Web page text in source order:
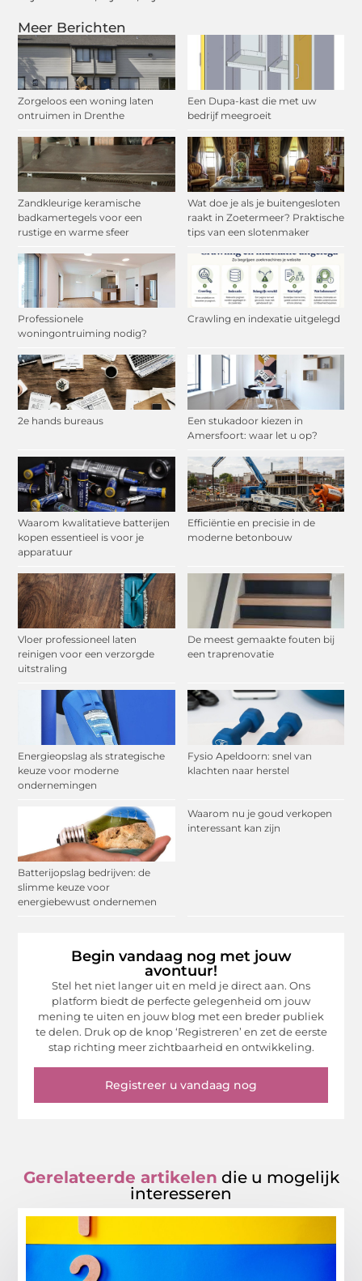
Meer Berichten
Zorgeloos een woning laten
ontruimen in Drenthe
Een Dupa-kast die met uw
bedrijf meegroeit
Zandkleurige keramische
badkamertegels voor een
rustige en warme sfeer
Wat doe je als je buitengesloten
raakt in Zoetermeer? Praktische
tips van een slotenmaker
Professionele
woningontruiming nodig?
Crawling en indexatie uitgelegd
2e hands bureaus
Een stukadoor kiezen in
Amersfoort: waar let u op?
Waarom kwalitatieve batterijen
kopen essentieel is voor je
apparatuur
Efficiëntie en precisie in de
moderne betonbouw
Vloer professioneel laten
reinigen voor een verzorgde
uitstraling
De meest gemaakte fouten bij
een traprenovatie
Energieopslag als strategische
keuze voor moderne
ondernemingen
Fysio Apeldoorn: snel van
klachten naar herstel
Batterijopslag bedrijven: de
slimme keuze voor
energiebewust ondernemen
Waarom nu je goud verkopen
interessant kan zijn
Begin vandaag nog met jouw
avontuur!
Stel het niet langer uit en meld je direct aan. Ons
platform biedt de perfecte gelegenheid om jouw
mening te uiten en jouw blog met een breder publiek
te delen. Druk op de knop ‘Registreren’ en zet de eerste
stap richting meer zichtbaarheid en ontwikkeling.
Registreer u vandaag nog
Gerelateerde artikelen die u mogelijk
interesseren